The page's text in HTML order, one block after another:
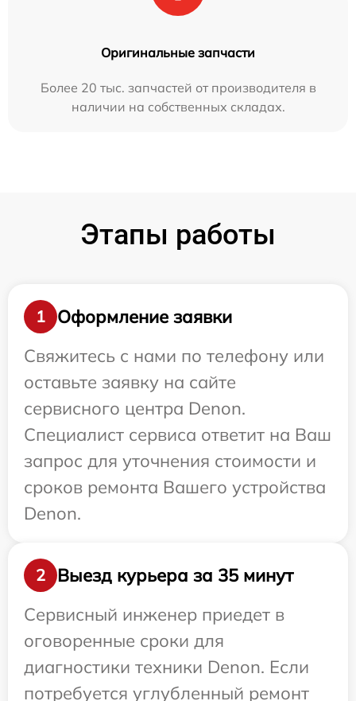
Оригинальные запчасти
Более 20 тыс. запчастей от производителя в
наличии на собственных складах.
Этапы работы
1
Оформление заявки
Свяжитесь с нами по телефону или
оставьте заявку на сайте
сервисного центра Denon.
Специалист сервиса ответит на Ваш
запрос для уточнения стоимости и
сроков ремонта Вашего устройства
Denon.
2
Выезд курьера за 35 минут
Сервисный инженер приедет в
оговоренные сроки для
диагностики техники Denon. Если
потребуется углубленный ремонт